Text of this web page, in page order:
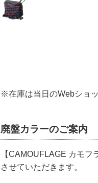
※在庫は当日のWebショ
廃盤カラーのご案内
【CAMOUFLAGE カモ
させていただきます。